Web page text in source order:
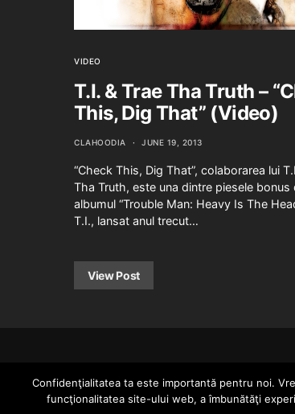
VIDEO
T.I. & Trae Tha Truth –
This, Dig That” (Video)
CLAHOODIA JUNE 19, 2013
“Check This, Dig That”, colaborarea lui
Tha Truth, este una dintre piesele bonus
albumul “Trouble Man: Heavy Is The
T.I., lansat anul trecut…
View Post
Confidenţialitatea ta este importantă pentru noi.
funcţionalitatea site-ului web, a îmbunătăţi